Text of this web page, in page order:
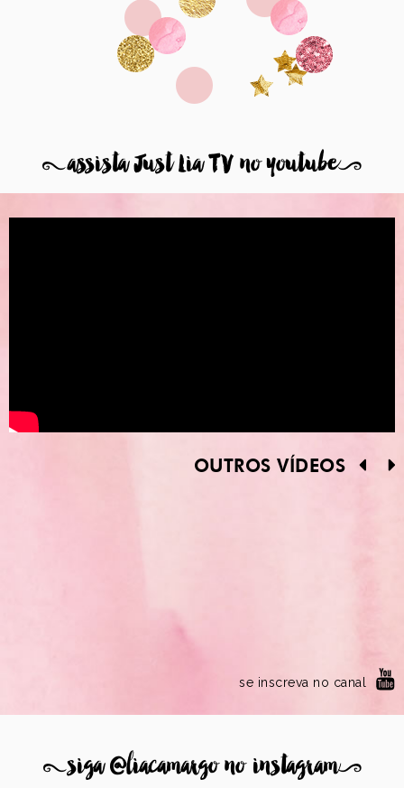
8assista Just Lia TV no youtube9
OUTROS VÍDEOS
se inscreva no canal
8siga @liacamargo no instagram9